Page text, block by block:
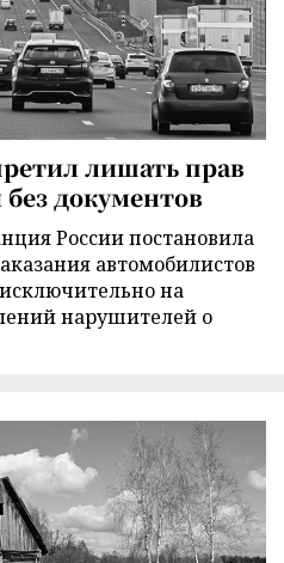
лишать прав
документов
России постановила
автомобилистов
на
нарушителей о